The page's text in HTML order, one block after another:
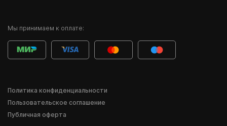
Мы принимаем к оплате:
Политика конфиденциальности
Пользовательское соглашение
Публичная оферта